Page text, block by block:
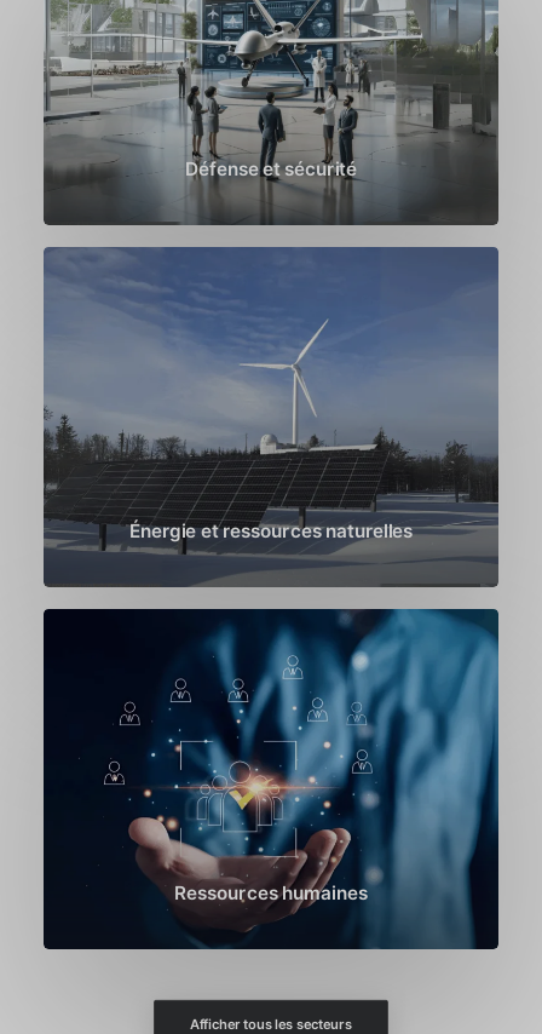
Défense et sécurité
Énergie et ressources naturelles
Ressources humaines
Afficher tous les secteurs